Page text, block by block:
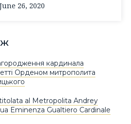
June 26, 2020
кардинала
Орденом митрополита
al Metropolita Andrey
Eminenza Gualtiero Cardinale